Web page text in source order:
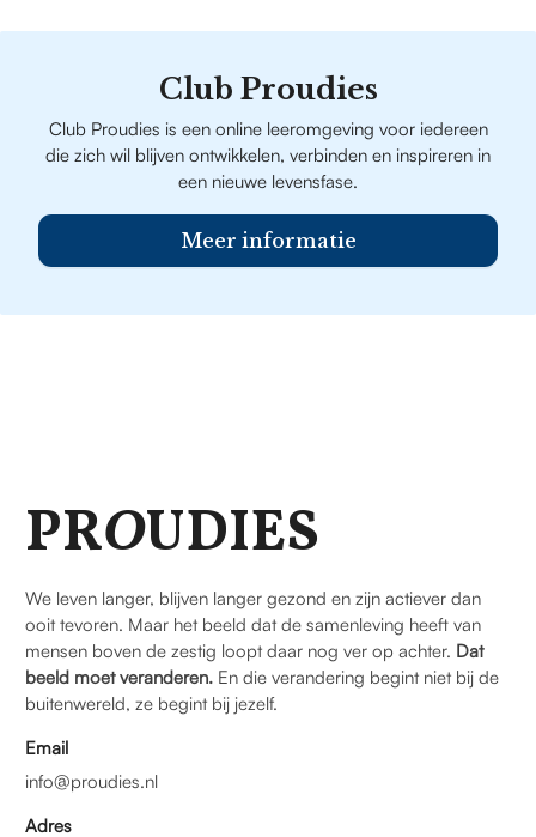
Club Proudies
Club Proudies is een online leeromgeving voor iedereen
die zich wil blijven ontwikkelen, verbinden en inspireren in
een nieuwe levensfase.
Meer informatie
PROUDIES
We leven langer, blijven langer gezond en zijn actiever dan
ooit tevoren. Maar het beeld dat de samenleving heeft van
mensen boven de zestig loopt daar nog ver op achter. Dat
beeld moet veranderen. En die verandering begint niet bij de
buitenwereld, ze begint bij jezelf.
Email
info@proudies.nl
Adres